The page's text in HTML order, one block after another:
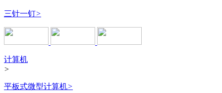
三针一钉>
计算机
>
平板式微型计算机>